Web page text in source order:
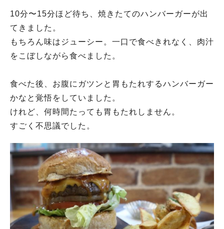
10分〜15分ほど待ち、焼きたてのハンバーガーが出
てきました。
もちろん味はジューシー。一口で食べきれなく、肉汁
をこぼしながら食べました。
食べた後、お腹にガツンと胃もたれするハンバーガー
かなと覚悟をしていました。
けれど、何時間たっても胃もたれしません。
すごく不思議でした。